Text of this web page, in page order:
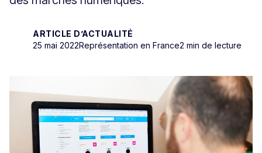
ARTICLE D’ACTUALITÉ
25 mai 2022Représentation en France2 min de lecture